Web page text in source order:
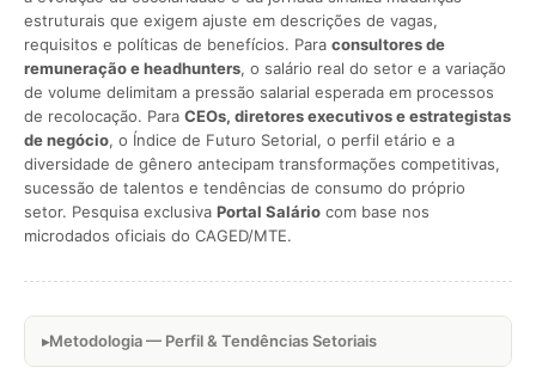
estruturais que exigem ajuste em descrições de vagas,
requisitos e políticas de benefícios. Para consultores de
remuneração e headhunters, o salário real do setor e a variação
de volume delimitam a pressão salarial esperada em processos
de recolocação. Para CEOs, diretores executivos e estrategistas
de negócio, o Índice de Futuro Setorial, o perfil etário e a
diversidade de gênero antecipam transformações competitivas,
sucessão de talentos e tendências de consumo do próprio
setor. Pesquisa exclusiva Portal Salário com base nos
microdados oficiais do CAGED/MTE.
Metodologia — Perfil & Tendências Setoriais